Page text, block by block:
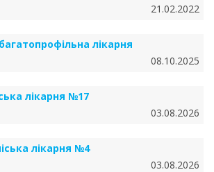
21.02.2022
лікарня
08.10.2025
лікарня №17
03.08.2026
лікарня №4
03.08.2026